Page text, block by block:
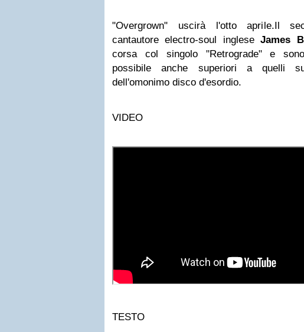
"Overgrown" uscirà l'otto aprile.Il
cantautore electro-soul ingleseJames
corsa col singolo "Retrograde" e
possibile anche superiori a quelli
dell'omonimo disco d'esordio.
VIDEO
TESTO